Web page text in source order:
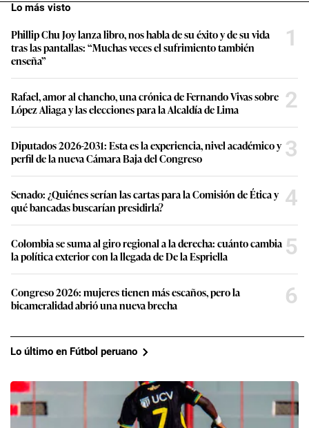
Lo más visto
Phillip Chu Joy lanza libro, nos habla de su éxito y de su vida
tras las pantallas: “Muchas veces el sufrimiento también
enseña”
1
Rafael, amor al chancho, una crónica de Fernando Vivas sobre
López Aliaga y las elecciones para la Alcaldía de Lima
2
Diputados 2026-2031: Esta es la experiencia, nivel académico y
perfil de la nueva Cámara Baja del Congreso
3
Senado: ¿Quiénes serían las cartas para la Comisión de Ética y
qué bancadas buscarían presidirla?
4
Colombia se suma al giro regional a la derecha: cuánto cambia
la política exterior con la llegada de De la Espriella
5
Congreso 2026: mujeres tienen más escaños, pero la
bicameralidad abrió una nueva brecha
6
Lo último en Fútbol peruano